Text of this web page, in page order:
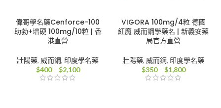
偉哥學名藥Cenforce-100
助勃+增硬 100mg/10粒 | 香
港直營
壯陽藥, 威而鋼, 印度學名藥
$400 – $2,100價
VIGORA 100mg/4粒 德國
紅魔 威而鋼學藥名 | 新義安藥
局官方直營
壯陽藥, 威而鋼, 印度學名藥
$350 – $1,800價